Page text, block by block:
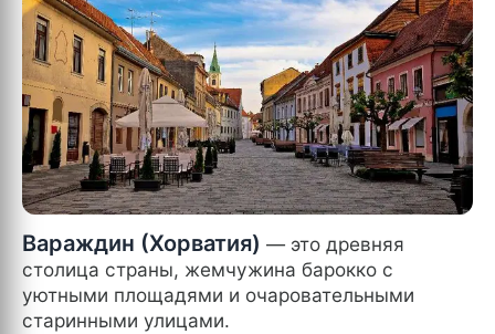
Вараждин (Хорватия) — это древняя
столица страны, жемчужина барокко с
уютными площадями и очаровательными
старинными улицами.